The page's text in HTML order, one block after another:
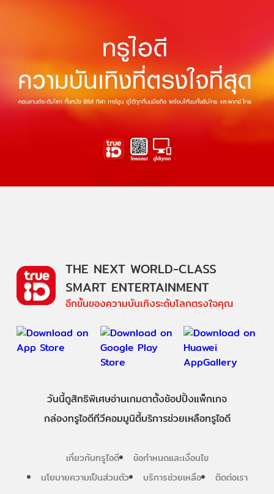
THE NEXT WORLD-CLASS
SMART ENTERTAINMENT
อีกขั้นของความบันเทิงระดับโลกตรงใจคุณ
วันนี้ดูสิทธิพิเศษอ่านเกมตาตั้งช้อปปิ้งแพ็กเกจ
กล่องทรูไอดีทีวีคอมมูนิตี้บริการช่วยเหลือทรูไอดี
เกี่ยวกับทรูไอดี
ข้อกำหนดและเงื่อนไข
นโยบายความเป็นส่วนตัว
บริการช่วยเหลือ ติดต่อเรา